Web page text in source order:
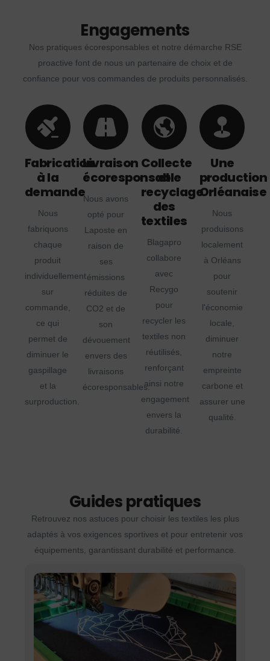
Engagements
Nos pratiques écoresponsables et notre démarche RSE
proactive font de nous un partenaire de choix et de
confiance pour vos commandes de produits personnalisés.
Fabrication
à la
demande
Nous
fabriquons
chaque
produit
individuellement
sur
commande,
ce qui
permet de
diminuer le
gaspillage
et la
surproduction.
Livraison
écoresponsable
Nous avons
opté pour
Laposte en
raison de
ses
émissions
réduites de
CO2 et de
son
dévouement
envers des
livraisons
écoresponsables.
Collecte
et
recyclage
des
textiles
Blagapro
collabore
avec
Recygo
pour
recycler les
textiles non
réutilisés,
renforçant
ainsi notre
engagement
envers la
durabilité.
Une
production
Orléanaise
Nous
produisons
localement
à Orléans
pour
soutenir
l'économie
locale,
diminuer
notre
empreinte
carbone et
assurer une
qualité.
Guides pratiques
Retrouvez nos astuces pour choisir les textiles les plus
adaptés à vos exigences sportives et pour entretenir vos
équipements, garantissant durabilité et performance.